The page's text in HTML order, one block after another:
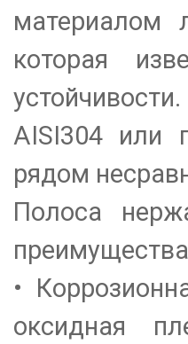
материалом
которая
AISI304 или
рядом
Полоса
•
оксидная